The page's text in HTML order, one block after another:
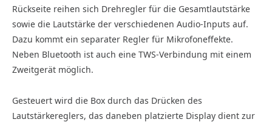
Rückseite reihen sich Drehregler für die Gesamtlautstärke
sowie die Lautstärke der verschiedenen Audio-Inputs auf.
Dazu kommt ein separater Regler für Mikrofoneffekte.
Neben Bluetooth ist auch eine TWS-Verbindung mit einem
Zweitgerät möglich.
Gesteuert wird die Box durch das Drücken des
Lautstärkereglers, das daneben platzierte Display dient zur